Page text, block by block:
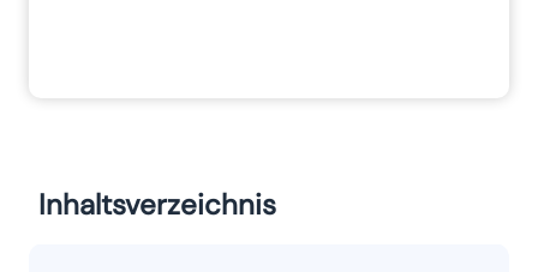
Inhaltsverzeichnis